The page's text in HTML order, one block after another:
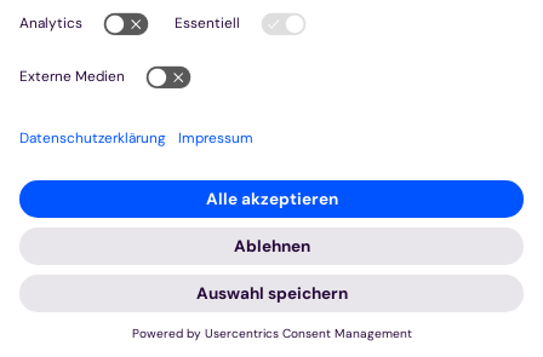
Stellenangebote
Kirchenzeitung
Amtsblatt (Kirchlicher Anzeiger)
Rechtsdatenbank
Meldestelle gemäß Hinweisgeberschutzgesetz
2026 © Bistum Aachen
Impressum
Datenschutzerklärung